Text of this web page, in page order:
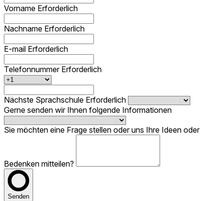
Vorname Erforderlich
Nachname Erforderlich
E-mail Erforderlich
Telefonnummer Erforderlich
Nächste Sprachschule Erforderlich
Gerne senden wir Ihnen folgende Informationen
Sie möchten eine Frage stellen oder uns Ihre Ideen oder
Bedenken mitteilen?
Senden